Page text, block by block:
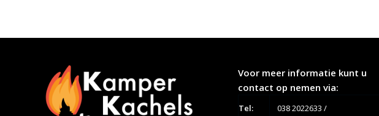
Voor meer informatie kunt u
contact op nemen via:
Tel: 038 2022633 /